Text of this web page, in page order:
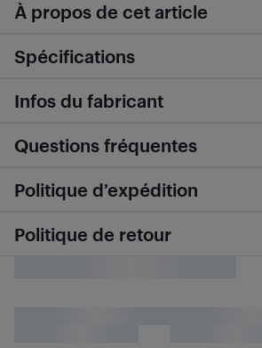
À propos de cet article
Spécifications
Infos du fabricant
Questions fréquentes
Politique d’expédition
Politique de retour